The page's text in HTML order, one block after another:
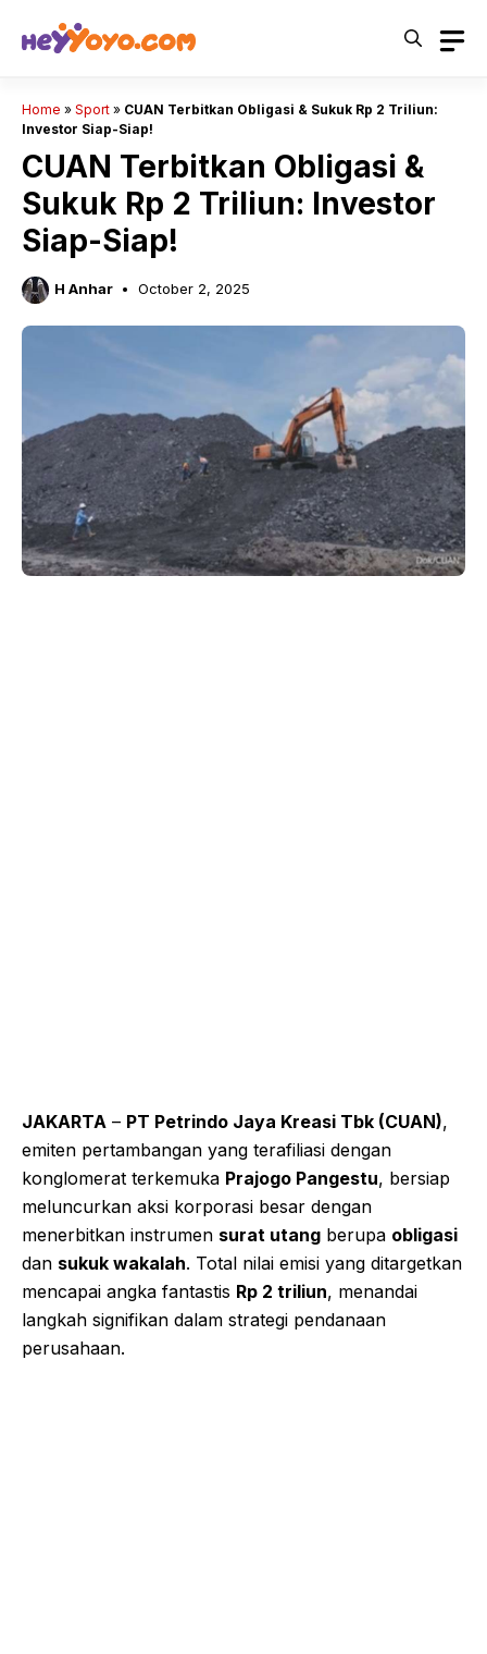
Home » Sport » CUAN Terbitkan Obligasi & Sukuk Rp 2 Triliun:
Investor Siap-Siap!
CUAN Terbitkan Obligasi &
Sukuk Rp 2 Triliun: Investor
Siap-Siap!
H Anhar October 2, 2025
JAKARTA – PT Petrindo Jaya Kreasi Tbk (CUAN),
emiten pertambangan yang terafiliasi dengan
konglomerat terkemuka Prajogo Pangestu, bersiap
meluncurkan aksi korporasi besar dengan
menerbitkan instrumen surat utang berupa obligasi
dan sukuk wakalah. Total nilai emisi yang ditargetkan
mencapai angka fantastis Rp 2 triliun, menandai
langkah signifikan dalam strategi pendanaan
perusahaan.